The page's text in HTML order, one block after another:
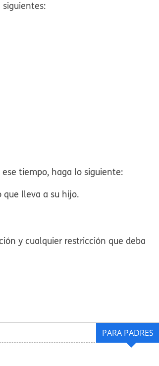
tiempo, haga lo siguiente:
que lleva a su hijo.
y cualquier restricción que deba
PARA PADRES